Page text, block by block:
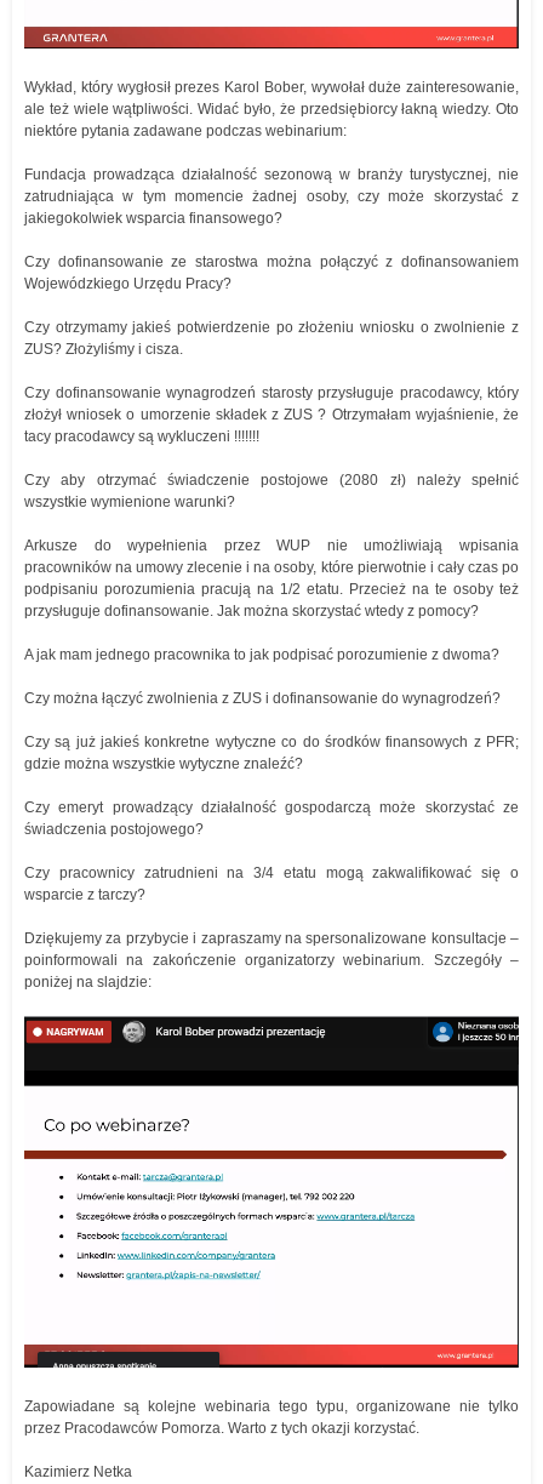
Wykład, który wygłosił prezes Karol Bober, wywołał duże zainteresowanie,
ale też wiele wątpliwości. Widać było, że przedsiębiorcy łakną wiedzy. Oto
niektóre pytania zadawane podczas webinarium:
Fundacja prowadząca działalność sezonową w branży turystycznej, nie
zatrudniająca w tym momencie żadnej osoby, czy może skorzystać z
jakiegokolwiek wsparcia finansowego?
Czy dofinansowanie ze starostwa można połączyć z dofinansowaniem
Wojewódzkiego Urzędu Pracy?
Czy otrzymamy jakieś potwierdzenie po złożeniu wniosku o zwolnienie z
ZUS? Złożyliśmy i cisza.
Czy dofinansowanie wynagrodzeń starosty przysługuje pracodawcy, który
złożył wniosek o umorzenie składek z ZUS ? Otrzymałam wyjaśnienie, że
tacy pracodawcy są wykluczeni !!!!!!!
Czy aby otrzymać świadczenie postojowe (2080 zł) należy spełnić
wszystkie wymienione warunki?
Arkusze do wypełnienia przez WUP nie umożliwiają wpisania
pracowników na umowy zlecenie i na osoby, które pierwotnie i cały czas po
podpisaniu porozumienia pracują na 1/2 etatu. Przecież na te osoby też
przysługuje dofinansowanie. Jak można skorzystać wtedy z pomocy?
A jak mam jednego pracownika to jak podpisać porozumienie z dwoma?
Czy można łączyć zwolnienia z ZUS i dofinansowanie do wynagrodzeń?
Czy są już jakieś konkretne wytyczne co do środków finansowych z PFR;
gdzie można wszystkie wytyczne znaleźć?
Czy emeryt prowadzący działalność gospodarczą może skorzystać ze
świadczenia postojowego?
Czy pracownicy zatrudnieni na 3/4 etatu mogą zakwalifikować się o
wsparcie z tarczy?
Dziękujemy za przybycie i zapraszamy na spersonalizowane konsultacje –
poinformowali na zakończenie organizatorzy webinarium. Szczegóły –
poniżej na slajdzie:
Zapowiadane są kolejne webinaria tego typu, organizowane nie tylko
przez Pracodawców Pomorza. Warto z tych okazji korzystać.
Kazimierz Netka